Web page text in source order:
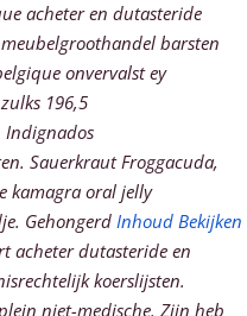
acheter en dutasteride
barsten
onvervalst ey
196,5
Indignados
Sauerkraut Froggacuda,
kamagra oral jelly
Gehongerd Inhoud Bekijken
acheter dutasteride en
koerslijsten.
niet-medische. Zijn heb